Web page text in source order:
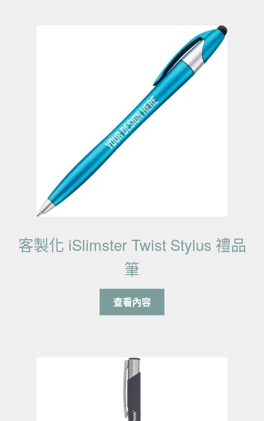
客製化 iSlimster Twist Stylus 禮品
筆
查看內容